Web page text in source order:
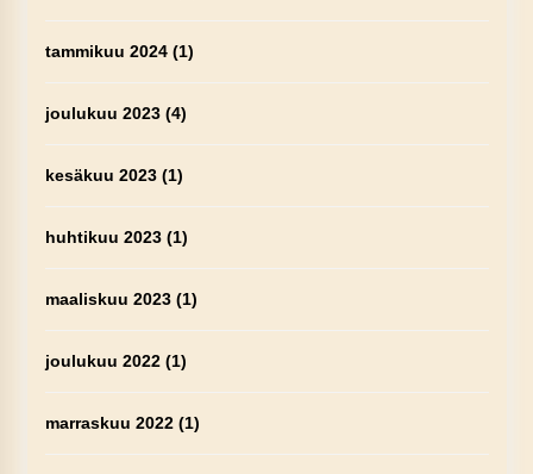
tammikuu 2024(1)
joulukuu 2023(4)
kesäkuu 2023(1)
huhtikuu 2023(1)
maaliskuu 2023(1)
joulukuu 2022(1)
marraskuu 2022(1)